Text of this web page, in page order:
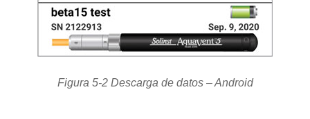
Figura 5-2 Descarga de datos – Android